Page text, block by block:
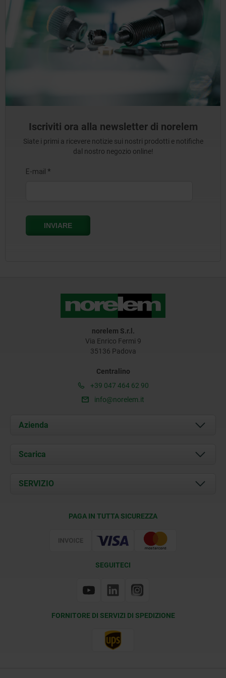
Iscriviti ora alla newsletter di norelem
Siate i primi a ricevere notizie sui nostri prodotti e notifiche
dal nostro negozio online!
norelem S.r.l.
Via Enrico Fermi 9
35136 Padova
Centralino
+39 047 464 62 90
info@norelem.it
Azienda
Chi siamo
Contatti
Scarica
Documents
SERVIZIO
PAGA IN TUTTA SICUREZZA
SEGUITECI
FORNITORE DI SERVIZI DI SPEDIZIONE